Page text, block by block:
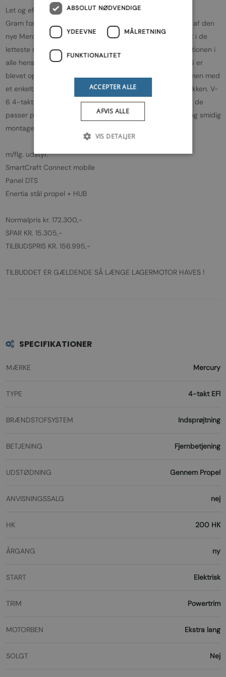
Let og effektiv!
Gram for gram har Mercurys teknikere reduceret vægten af den
nye Mercury 4-takt-påhængsmotor, hvilket har resulteret i de
letteste motorer i klassen. Mindre vægt forbedrer præstationen i
alle henseender. Konfigurationen af motorblokken i en V-6 er
blevet optimeret for at minimere størrelsen, og motorhjelmen med
et enkelt låsebeslag er udviklet til opbevaring af motorblokken. V-
6 4-takt påhængsmotorer kan monteres tæt sammen, så de
passer på endnu flere typer agterspejl – perfekt til nem og smidig
montage.
m/flg. udstyr:
SmartCraft Connect mobile
Panel DTS
Enertia stål propel + HUB
Normalpris kr. 172.300,-
SPAR KR. 15.305,-
TILBUDSPRIS KR. 156.995,-
TILBUDDET ER GÆLDENDE SÅ LÆNGE LAGERMOTOR HAVES !
SPECIFIKATIONER
MÆRKE Mercury
TYPE 4-takt EFI
BRÆNDSTOFSYSTEM Indsprøjtning
BETJENING Fjernbetjening
UDSTØDNING Gennem Propel
ANVISNINGSSALG nej
HK 200 HK
ÅRGANG ny
START Elektrisk
TRIM Powertrim
MOTORBEN Ekstra lang
SOLGT Nej
ABSOLUT NØDVENDIGE
YDEEVNE MÅLRETNING
FUNKTIONALITET
ACCEPTER ALLE
AFVIS ALLE
VIS DETALJER